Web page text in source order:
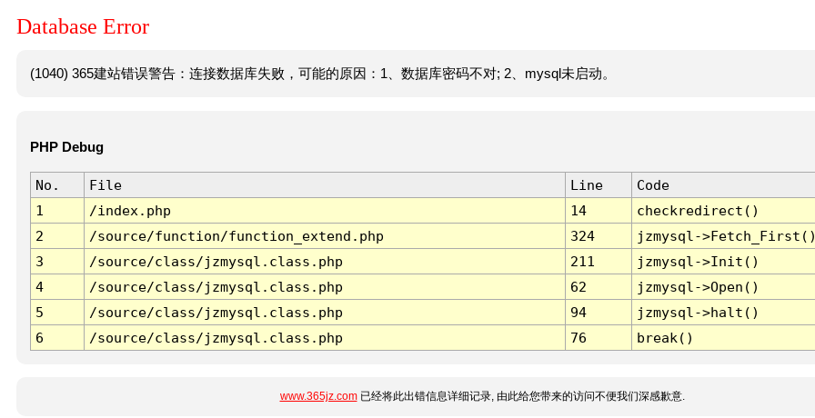
Database Error
(1040) 365建站错误警告：连接数据库失败，可能的原因：1、数据库密码不对; 2、mysql未启动。
PHP Debug
No. File Line
Code
1
/index.php 14
checkredirect()
2
/source/function/function_extend.php 324
jzmysql-
3
/source/class/jzmysql.class.php 211
jzmysql->Init()
4
/source/class/jzmysql.class.php 62
jzmysql->Open()
5
/source/class/jzmysql.class.php 94
jzmysql->halt()
6
/source/class/jzmysql.class.php 76 break()
www.365jz.com已经将此出错信息详细记录, 由此给您带来的访问不便我们深感歉意.